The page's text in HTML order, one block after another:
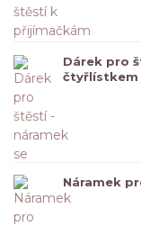
Dárek pro
čtyřlístkem
Náramek